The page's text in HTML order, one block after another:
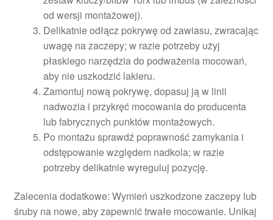
od wersji montażowej).
Delikatnie odłącz pokrywę od zawiasu, zwracając
uwagę na zaczepy; w razie potrzeby użyj
płaskiego narzędzia do podważenia mocowań,
aby nie uszkodzić lakieru.
Zamontuj nową pokrywę, dopasuj ją w linii
nadwozia i przykręć mocowania do producenta
lub fabrycznych punktów montażowych.
Po montażu sprawdź poprawność zamykania i
odstępowanie względem nadkola; w razie
potrzeby delikatnie wyreguluj pozycję.
Zalecenia dodatkowe: Wymień uszkodzone zaczepy lub
śruby na nowe, aby zapewnić trwałe mocowanie. Unikaj